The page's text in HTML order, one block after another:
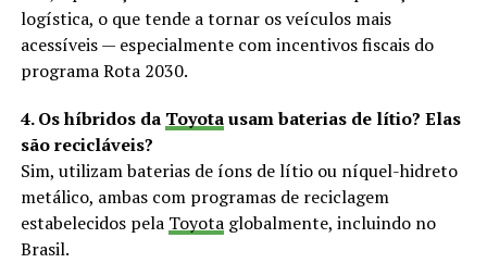
logística, o que tende a tornar os veículos mais
acessíveis — especialmente com incentivos fiscais do
programa Rota 2030.
4. Os híbridos da Toyotausam baterias de lítio? Elas
são recicláveis?
Sim, utilizam baterias de íons de lítio ou níquel-hidreto
metálico, ambas com programas de reciclagem
estabelecidos pela Toyotaglobalmente, incluindo no
Brasil.